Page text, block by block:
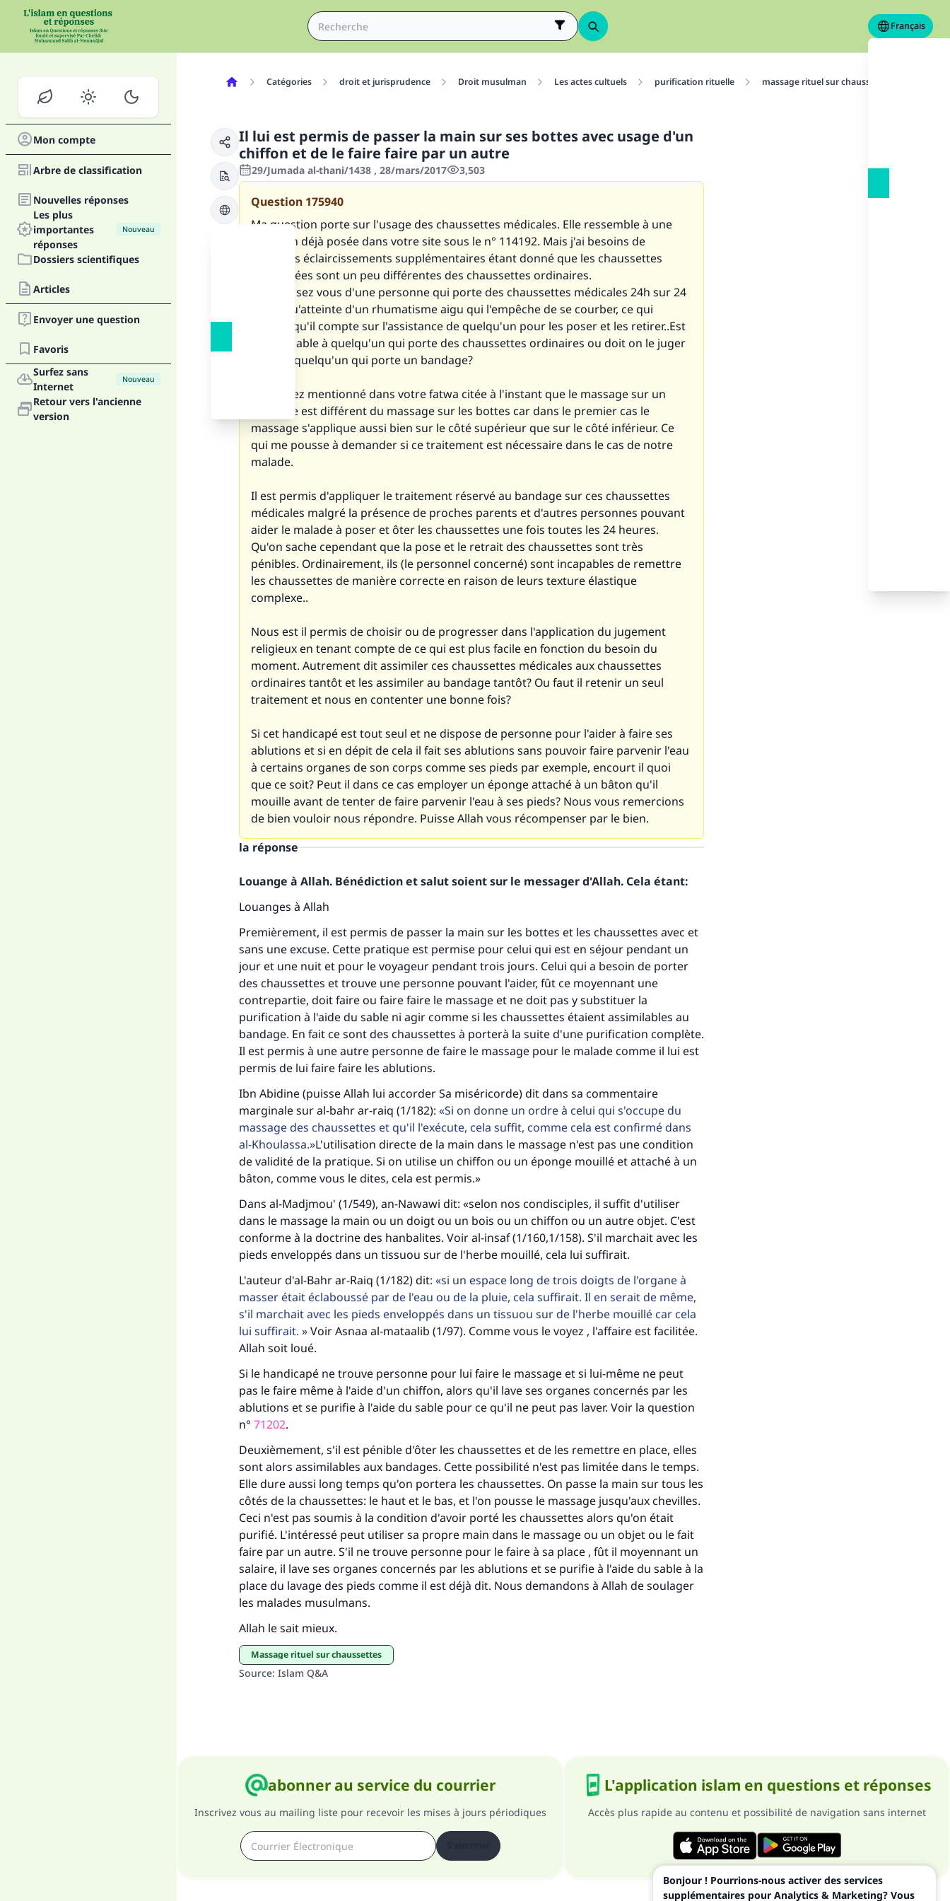
Français
Mon compte
Arbre de classification
Nouvelles réponses
Les plus
importantes
réponses
Nouveau
Dossiers scientifiques
Articles
Envoyer une question
Favoris
Surfez sans
Internet
Nouveau
Retour vers l'ancienne
version
Catégories droit et jurisprudence Droit musulman Les actes cultuels purification rituelle massage rituel sur chaussettes
Il lui est permis de passer la main sur ses bottes avec usage d'un
chiffon et de le faire faire par un autre
29/Jumada al-thani/1438 , 28/mars/2017 3,503
Question 175940
Ma question porte sur l'usage des chaussettes médicales. Elle ressemble à une
question déjà posée dans votre site sous le n° 114192. Mais j'ai besoins de
quelques éclaircissements supplémentaires étant donné que les chaussettes
concernées sont un peu différentes des chaussettes ordinaires.
Que pensez vous d'une personne qui porte des chaussettes médicales 24h sur 24
parce qu'atteinte d'un rhumatisme aigu qui l'empêche de se courber, ce qui
signifie qu'il compte sur l'assistance de quelqu'un pour les poser et les retirer..Est
il assimilable à quelqu'un qui porte des chaussettes ordinaires ou doit on le juger
comme quelqu'un qui porte un bandage?
Vous avez mentionné dans votre fatwa citée à l'instant que le massage sur un
bandage est différent du massage sur les bottes car dans le premier cas le
massage s'applique aussi bien sur le côté supérieur que sur le côté inférieur. Ce
qui me pousse à demander si ce traitement est nécessaire dans le cas de notre
malade.
Il est permis d'appliquer le traitement réservé au bandage sur ces chaussettes
médicales malgré la présence de proches parents et d'autres personnes pouvant
aider le malade à poser et ôter les chaussettes une fois toutes les 24 heures.
Qu'on sache cependant que la pose et le retrait des chaussettes sont très
pénibles. Ordinairement, ils (le personnel concerné) sont incapables de remettre
les chaussettes de manière correcte en raison de leurs texture élastique
complexe..
Nous est il permis de choisir ou de progresser dans l'application du jugement
religieux en tenant compte de ce qui est plus facile en fonction du besoin du
moment. Autrement dit assimiler ces chaussettes médicales aux chaussettes
ordinaires tantôt et les assimiler au bandage tantôt? Ou faut il retenir un seul
traitement et nous en contenter une bonne fois?
Si cet handicapé est tout seul et ne dispose de personne pour l'aider à faire ses
ablutions et si en dépit de cela il fait ses ablutions sans pouvoir faire parvenir l'eau
à certains organes de son corps comme ses pieds par exemple, encourt il quoi
que ce soit? Peut il dans ce cas employer un éponge attaché à un bâton qu'il
mouille avant de tenter de faire parvenir l'eau à ses pieds? Nous vous remercions
de bien vouloir nous répondre. Puisse Allah vous récompenser par le bien.
la réponse
Louange à Allah. Bénédiction et salut soient sur le messager d'Allah. Cela étant:
Louanges à Allah
Premièrement, il est permis de passer la main sur les bottes et les chaussettes avec et
sans une excuse. Cette pratique est permise pour celui qui est en séjour pendant un
jour et une nuit et pour le voyageur pendant trois jours. Celui qui a besoin de porter
des chaussettes et trouve une personne pouvant l'aider, fût ce moyennant une
contrepartie, doit faire ou faire faire le massage et ne doit pas y substituer la
purification à l'aide du sable ni agir comme si les chaussettes étaient assimilables au
bandage. En fait ce sont des chaussettes à porterà la suite d'une purification complète.
Il est permis à une autre personne de faire le massage pour le malade comme il lui est
permis de lui faire faire les ablutions.
Ibn Abidine (puisse Allah lui accorder Sa miséricorde) dit dans sa commentaire
marginale sur al-bahr ar-raiq (1/182): Si on donne un ordre à celui qui s'occupe du
massage des chaussettes et qu'il l'exécute, cela suffit, comme cela est confirmé dans
al-Khoulassa. L'utilisation directe de la main dans le massage n'est pas une condition
de validité de la pratique. Si on utilise un chiffon ou un éponge mouillé et attaché à un
bâton, comme vous le dites, cela est permis.»
Dans al-Madjmou' (1/549), an-Nawawi dit: «selon nos condisciples, il suffit d'utiliser
dans le massage la main ou un doigt ou un bois ou un chiffon ou un autre objet. C'est
conforme à la doctrine des hanbalites. Voir al-insaf (1/160,1/158). S'il marchait avec les
pieds enveloppés dans un tissuou sur de l'herbe mouillé, cela lui suffirait.
L'auteur d'al-Bahr ar-Raiq (1/182) dit: si un espace long de trois doigts de l'organe à
masser était éclaboussé par de l'eau ou de la pluie, cela suffirait. Il en serait de même,
s'il marchait avec les pieds enveloppés dans un tissuou sur de l'herbe mouillé car cela
lui suffirait.
Voir Asnaa al-mataalib (1/97). Comme vous le voyez , l'affaire est facilitée.
Allah soit loué.
Si le handicapé ne trouve personne pour lui faire le massage et si lui-même ne peut
pas le faire même à l'aide d'un chiffon, alors qu'il lave ses organes concernés par les
ablutions et se purifie à l'aide du sable pour ce qu'il ne peut pas laver. Voir la question
n° 71202.
Deuxièmement, s'il est pénible d'ôter les chaussettes et de les remettre en place, elles
sont alors assimilables aux bandages. Cette possibilité n'est pas limitée dans le temps.
Elle dure aussi long temps qu'on portera les chaussettes. On passe la main sur tous les
côtés de la chaussettes: le haut et le bas, et l'on pousse le massage jusqu'aux chevilles.
Ceci n'est pas soumis à la condition d'avoir porté les chaussettes alors qu'on était
purifié. L'intéressé peut utiliser sa propre main dans le massage ou un objet ou le fait
faire par un autre. S'il ne trouve personne pour le faire à sa place , fût il moyennant un
salaire, il lave ses organes concernés par les ablutions et se purifie à l'aide du sable à la
place du lavage des pieds comme il est déjà dit. Nous demandons à Allah de soulager
les malades musulmans.
Allah le sait mieux.
massage rituel sur chaussettes
Source: Islam Q&A
abonner au service du courrier
Inscrivez vous au mailing liste pour recevoir les mises à jours périodiques
L'application islam en questions et réponses
Accès plus rapide au contenu et possibilité de navigation sans internet
Faites une différence dans la vie de millions de
Aidez nous à apporter des réponses.
Le Messager d'Allah (Paix sur lui) a dit:
"Celui qui indique une bonne action obtient la même récompense
que celui qui le fait."
(MOUSLIM 1893)
Soutenez IslamQA
Bonjour ! Pourrions-nous activer des services
supplémentaires pour Analytics & Marketing? Vous